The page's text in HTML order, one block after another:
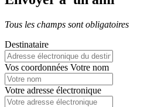
Tous les champs sont obligatoires
Destinataire
Vos coordonnées Votre nom
Votre adresse électronique